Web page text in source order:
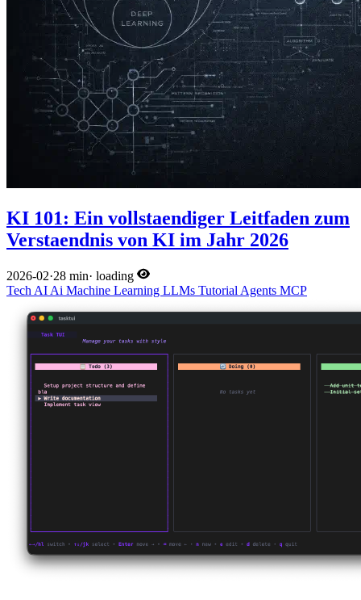
KI 101: Ein vollstaendiger Leitfaden zum
Verstaendnis von KI im Jahr 2026
2026-02·28 min· loading
Tech AI Ai Machine Learning LLMs Tutorial Agents MCP